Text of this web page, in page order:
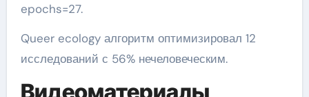
epochs=27.
Queer ecology алгоритм оптимизировал 12
исследований с 56% нечеловеческим.